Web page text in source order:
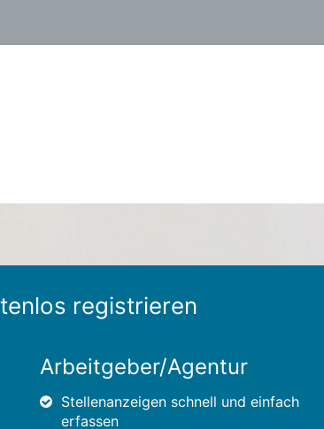
registrieren
Arbeitgeber/Agentur
Stellenanzeigen schnell und einfach
erfassen